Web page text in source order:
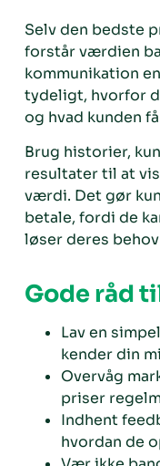
Selv den bedste
forstår værdien
kommunikation
tydeligt, hvorfor
og hvad kunden
Brug historier,
resultater til at
værdi. Det gør
betale, fordi de
løser deres
Gode råd
Lav en
kender din
Overvåg
priser
Indhent
hvordan de